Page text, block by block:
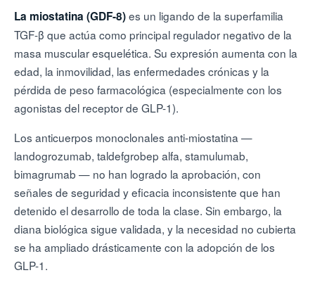
La miostatina (GDF-8)es un ligando de la superfamilia
TGF-β que actúa como principal regulador negativo de la
masa muscular esquelética. Su expresión aumenta con la
edad, la inmovilidad, las enfermedades crónicas y la
pérdida de peso farmacológica (especialmente con los
agonistas del receptor de GLP-1).
Los anticuerpos monoclonales anti-miostatina —
landogrozumab, taldefgrobep alfa, stamulumab,
bimagrumab — no han logrado la aprobación, con
señales de seguridad y eficacia inconsistente que han
detenido el desarrollo de toda la clase. Sin embargo, la
diana biológica sigue validada, y la necesidad no cubierta
se ha ampliado drásticamente con la adopción de los
GLP-1.